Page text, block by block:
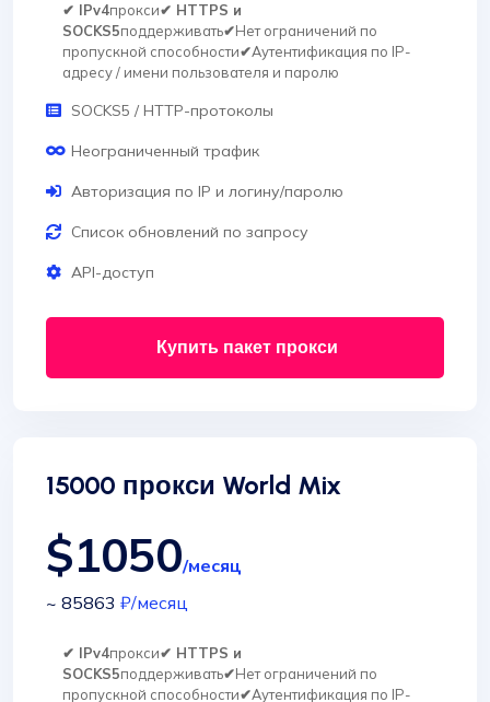
✔ IPv4прокси✔ HTTPS и
SOCKS5поддерживать✔Нет ограничений по
пропускной способности✔Аутентификация по IP-
адресу / имени пользователя и паролю
SOCKS5 / HTTP-протоколы
Неограниченный трафик
Авторизация по IP и логину/паролю
Список обновлений по запросу
API-доступ
Купить пакет прокси
15000 прокси World Mix
$1050/месяц
~ 85863 ₽/месяц
✔ IPv4прокси✔ HTTPS и
SOCKS5поддерживать✔Нет ограничений по
пропускной способности✔Аутентификация по IP-